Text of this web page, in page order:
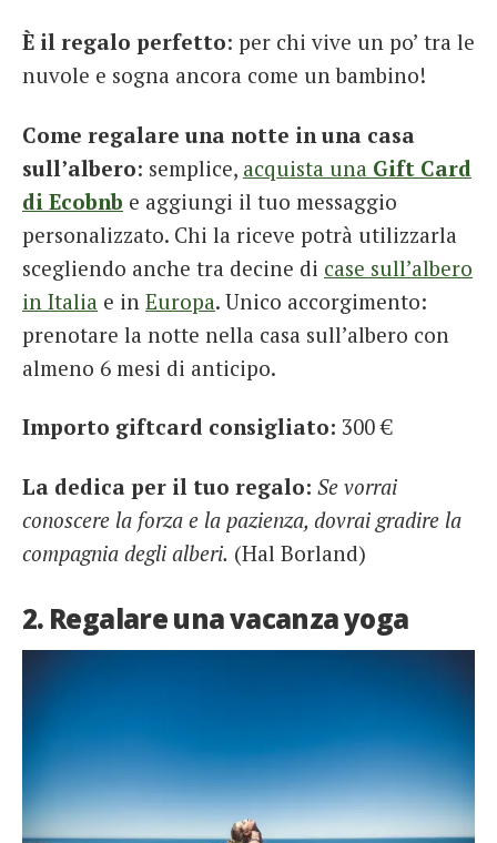
È il regalo perfetto: per chi vive un po’ tra le
nuvole e sogna ancora come un bambino!
Come regalare una notte in una casa
sull’albero: semplice, acquista una Gift Card
di Ecobnb e aggiungi il tuo messaggio
personalizzato. Chi la riceve potrà utilizzarla
scegliendo anche tra decine di case sull’albero
in Italia e in Europa. Unico accorgimento:
prenotare la notte nella casa sull’albero con
almeno 6 mesi di anticipo.
Importo giftcard consigliato: 300 €
La dedica per il tuo regalo: Se vorrai
conoscere la forza e la pazienza, dovrai gradire la
compagnia degli alberi. (Hal Borland)
2. Regalare una vacanza yoga